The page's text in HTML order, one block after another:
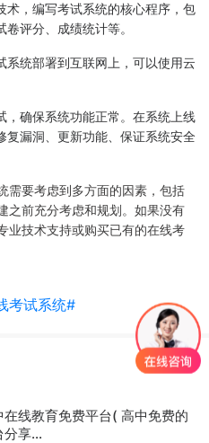
术，编写考试系统的核心程序，包
评分、成绩统计等。
系统部署到互联网上，可以使用云
，确保系统功能正常。在系统上线
复漏洞、更新功能、保证系统安全
需要考虑到多方面的因素，包括
之前充分考虑和规划。如果没有
业技术支持或购买已有的在线考
考试系统#
在线教育免费平台( 高中免费的
分享...